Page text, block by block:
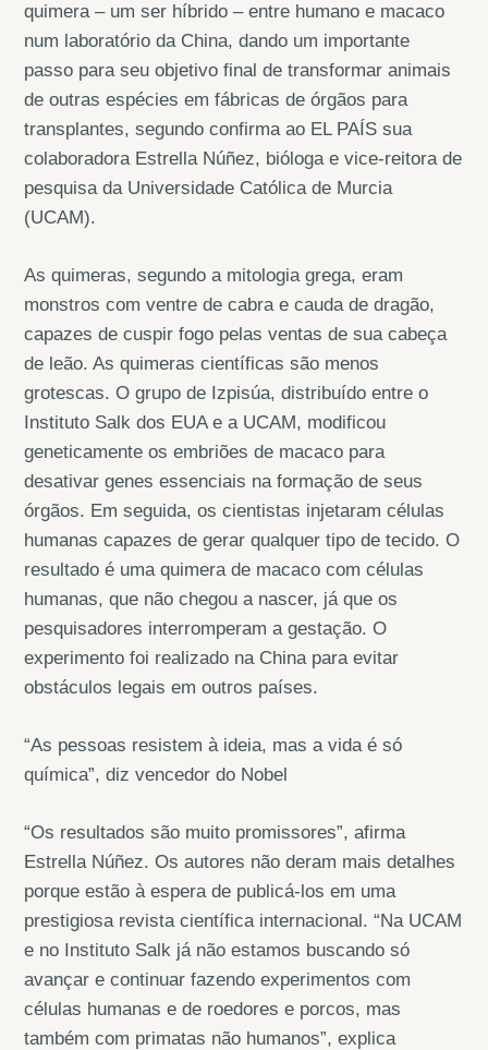
quimera – um ser híbrido – entre humano e macaco
num laboratório da China, dando um importante
passo para seu objetivo final de transformar animais
de outras espécies em fábricas de órgãos para
transplantes, segundo confirma ao EL PAÍS sua
colaboradora Estrella Núñez, bióloga e vice-reitora de
pesquisa da Universidade Católica de Murcia
(UCAM).
As quimeras, segundo a mitologia grega, eram
monstros com ventre de cabra e cauda de dragão,
capazes de cuspir fogo pelas ventas de sua cabeça
de leão. As quimeras científicas são menos
grotescas. O grupo de Izpisúa, distribuído entre o
Instituto Salk dos EUA e a UCAM, modificou
geneticamente os embriões de macaco para
desativar genes essenciais na formação de seus
órgãos. Em seguida, os cientistas injetaram células
humanas capazes de gerar qualquer tipo de tecido. O
resultado é uma quimera de macaco com células
humanas, que não chegou a nascer, já que os
pesquisadores interromperam a gestação. O
experimento foi realizado na China para evitar
obstáculos legais em outros países.
“As pessoas resistem à ideia, mas a vida é só
química”, diz vencedor do Nobel
“Os resultados são muito promissores”, afirma
Estrella Núñez. Os autores não deram mais detalhes
porque estão à espera de publicá-los em uma
prestigiosa revista científica internacional. “Na UCAM
e no Instituto Salk já não estamos buscando só
avançar e continuar fazendo experimentos com
células humanas e de roedores e porcos, mas
também com primatas não humanos”, explica